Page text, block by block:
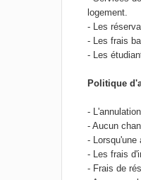
logement.
- Les
- Les frais
- Les
Politique
-
- Aucun
-
- Les frais
- Frais de